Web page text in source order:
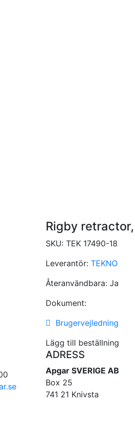
Rigby
SKU: TEK 17490-18
Leverantör: TEKNO
Återanvändbara: Ja
Dokument:
Brugervejledning
Lägg till beställning
ADRESS
Apgar SVERIGE AB
Box 25
741 21 Knivsta